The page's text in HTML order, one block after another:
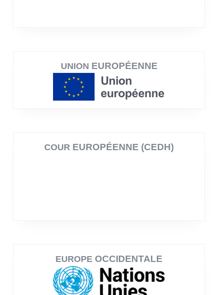
UNION EUROPÉENNE
COUR EUROPÉENNE (CEDH)
EUROPE OCCIDENTALE